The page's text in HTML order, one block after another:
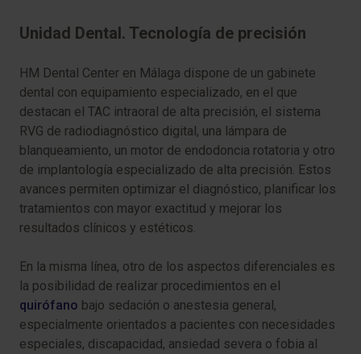
Unidad Dental. Tecnología de precisión
HM Dental Center en Málaga dispone de un gabinete
dental con equipamiento especializado, en el que
destacan el TAC intraoral de alta precisión, el sistema
RVG de radiodiagnóstico digital, una lámpara de
blanqueamiento, un motor de endodoncia rotatoria y otro
de implantología especializado de alta precisión. Estos
avances permiten optimizar el diagnóstico, planificar los
tratamientos con mayor exactitud y mejorar los
resultados clínicos y estéticos.
En la misma línea, otro de los aspectos diferenciales es
la posibilidad de realizar procedimientos en el
quirófano bajo sedación o anestesia general,
especialmente orientados a pacientes con necesidades
especiales, discapacidad, ansiedad severa o fobia al